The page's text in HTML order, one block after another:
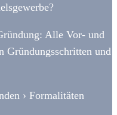
Alle Vor- und
Gründungsschritten und
› Formalitäten